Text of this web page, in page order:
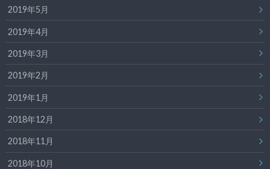
2019年5月
2019年4月
2019年3月
2019年2月
2019年1月
2018年12月
2018年11月
2018年10月